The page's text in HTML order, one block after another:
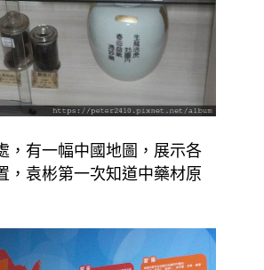
，有一幅中國地圖，展示各
，袁彬第一次知道中藥材原